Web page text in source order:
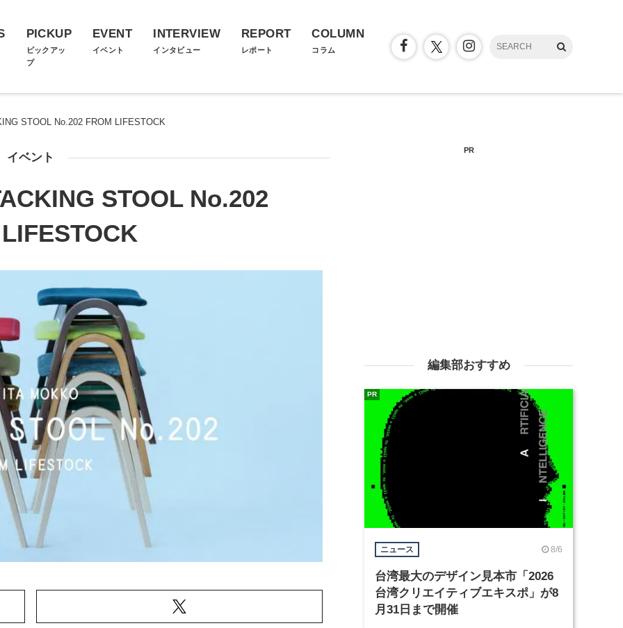
PICKUP
ピックアッ
プ
EVENT
イベント
INTERVIEW
インタビュー
REPORT
レポート
COLUMN
コラム
STOOL No.202 FROM LIFESTOCK
イベント
STOOL No.202
PR
編集部おすすめ
ニュース 8/6
台湾最大のデザイン見本市「2026
台湾クリエイティブエキスポ」が8
月31日まで開催
PR